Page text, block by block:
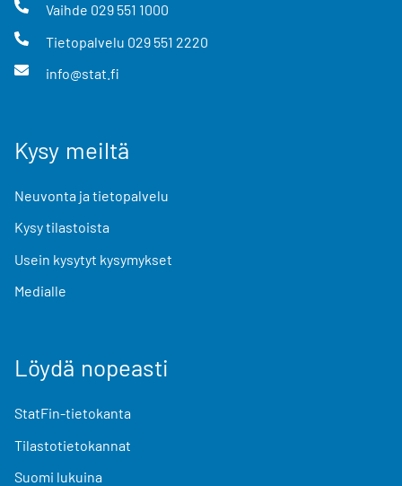
Vaihde 029 551 1000
Tietopalvelu 029 551 2220
info@stat.fi
Kysy meiltä
Neuvonta ja tietopalvelu
Kysy tilastoista
Usein kysytyt kysymykset
Medialle
Löydä nopeasti
StatFin-tietokanta
Tilastotietokannat
Suomi lukuina